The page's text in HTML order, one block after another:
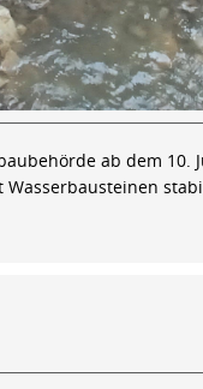
ab dem 10.